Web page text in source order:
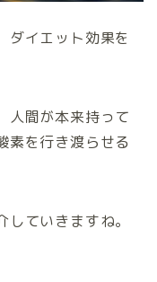
ダイエット効果を
人間が本来持って
素を行き渡らせる
ていきますね。